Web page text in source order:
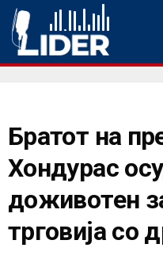
Братот на
Хондурас
доживотен
трговија со